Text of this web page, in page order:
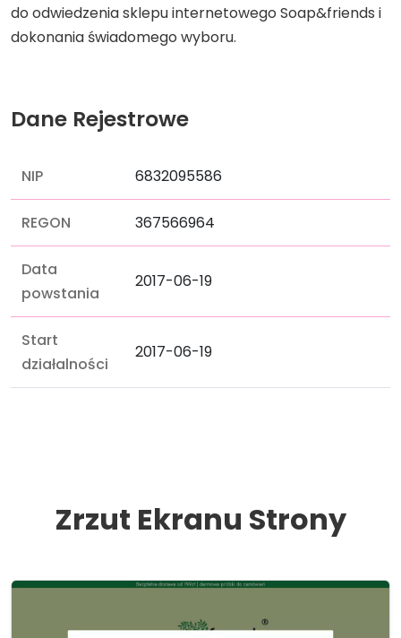
do odwiedzenia sklepu internetowego Soap&friends i
dokonania świadomego wyboru.
Dane Rejestrowe
NIP 6832095586
REGON 367566964
Data
powstania
2017-06-19
Start
działalności
2017-06-19
Zrzut Ekranu Strony